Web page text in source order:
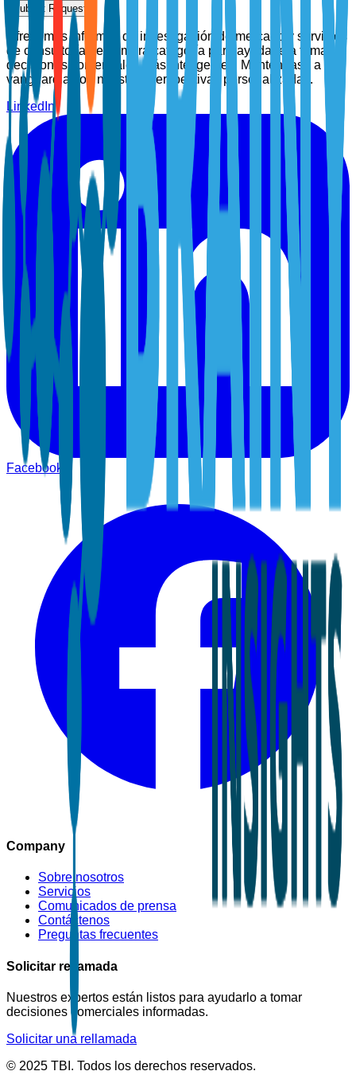
Submit Request
Ofrecemos informes de investigación de mercado y servicios
de consultoría de primera categoría para ayudarle a tomar
decisiones comerciales más inteligentes. Manténgase a la
vanguardia con nuestras perspectivas personalizadas.
LinkedIn
Facebook
Company
Sobre nosotros
Servicios
Comunicados de prensa
Contáctenos
Preguntas frecuentes
Solicitar rellamada
Nuestros expertos están listos para ayudarlo a tomar
decisiones comerciales informadas.
Solicitar una rellamada
© 2025 TBI. Todos los derechos reservados.